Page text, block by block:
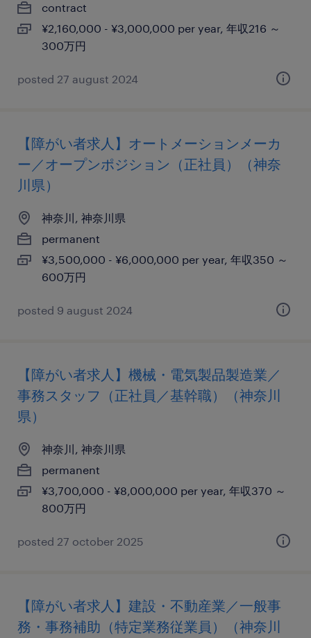
contract
¥2,160,000 - ¥3,000,000 per year, 年収216 ～
300万円
posted 27 august 2024
【障がい者求人】オートメーションメーカ
ー／オープンポジション（正社員）（神奈
川県）
神奈川, 神奈川県
permanent
¥3,500,000 - ¥6,000,000 per year, 年収350 ～
600万円
posted 9 august 2024
【障がい者求人】機械・電気製品製造業／
事務スタッフ（正社員／基幹職）（神奈川
県）
神奈川, 神奈川県
permanent
¥3,700,000 - ¥8,000,000 per year, 年収370 ～
800万円
posted 27 october 2025
【障がい者求人】建設・不動産業／一般事
務・事務補助（特定業務従業員）（神奈川